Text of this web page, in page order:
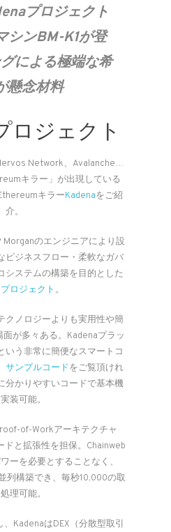
プロジェクト
シンBM-K1が登
による極端な希
懸念材料
ロジェクト
Network、Avalanche…
キラー」が出現している
キラーKadenaをご紹
介。
Morganのエンジニアにより設
ビジネスフロー・柔軟なガバ
システムの構築を目的とした
ロジェクト 。
クノロジーよりも実用性や簡
が多々ある。Kadenaプラッ
いう非常に簡便なスマートコ
サンプルコードをご覧頂けれ
分かりやすいコードで基本機
装可能。
of-Workアーキテクチャ
ドと拡張性を担保。Chainweb
ーを必要とすることなく、
列構築でき、毎秒10,000の取
理可能。
KadenaはDEX（分散型取引